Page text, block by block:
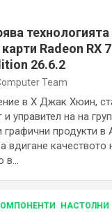
Radeon RX
26.6.2
Team
в X Джак Хюин,
управител на на
графични продукти в
вдигане качеството
НАСТОЛНИ